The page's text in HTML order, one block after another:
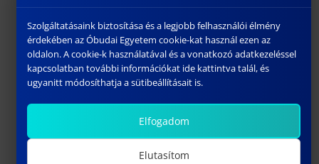
Székesfehérvár, Budai út 45.
Szolgáltatásaink biztosítása és a legjobb felhasználói élmény
érdekében az Óbudai Egyetem cookie-kat használ ezen az
oldalon. A cookie-k használatával és a vonatkozó adatkezeléssel
kapcsolatban további információkat ide kattintva talál, és
ugyanitt módosíthatja a sütibeállításait is.
Elfogadom
Elutasítom